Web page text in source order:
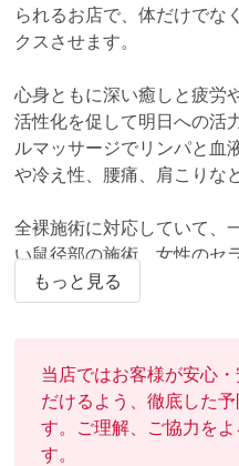
られるお店で、体だけでな
クスさせます。
心身ともに深い癒しと疲労
活性化を促して明日への活
ルマッサージでリンパと血
や冷え性、腰痛、肩こりな
全裸施術に対応していて、
い鼠径部の施術、女性のセ
婚で人に知られずにゲイマ
も支持されています。
もっと見る
当店ではお客様が安心
だけるよう、徹底した
す。ご理解、ご協力を
す。